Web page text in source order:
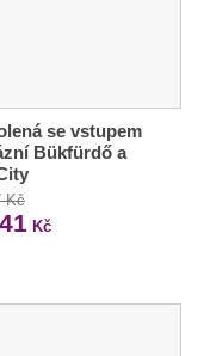
se vstupem
Bükfürdő a
Kč
Kč